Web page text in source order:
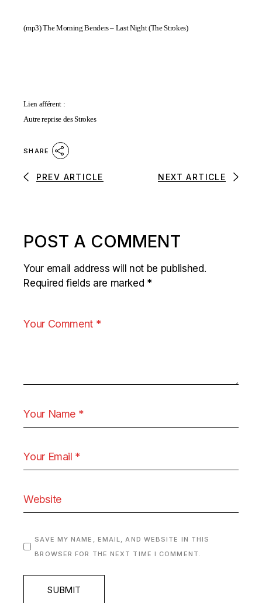
(mp3)The Morning Benders – Last Night (The Strokes)
Lien afférent :
Autre reprise des Strokes
SHARE
PREV ARTICLE NEXT ARTICLE
POST A COMMENT
Your email address will not be published.
Required fields are marked *
SAVE MY NAME, EMAIL, AND WEBSITE IN THIS
BROWSER FOR THE NEXT TIME I COMMENT.
SUBMIT